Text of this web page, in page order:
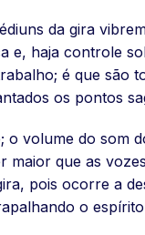
da gira
e, haja controle
é que são
os pontos
o volume do som
maior que as
pois ocorre a
o